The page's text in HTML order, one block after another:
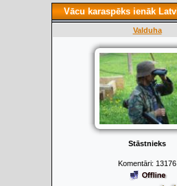
Vācu karaspēks ienāk
Valduha
Stāstnieks
Komentāri: 13176